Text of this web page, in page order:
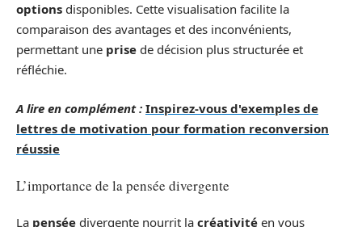
options disponibles. Cette visualisation facilite la
comparaison des avantages et des inconvénients,
permettant une prise de décision plus structurée et
réfléchie.
A lire en complément : Inspirez-vous d'exemples de
lettres de motivation pour formation reconversion
réussie
L’importance de la pensée divergente
La pensée divergente nourrit la créativité en vous